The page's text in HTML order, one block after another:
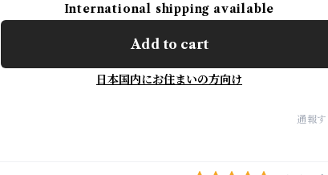
International shipping available
Add to cart
日本国内にお住まいの方向け
通報す